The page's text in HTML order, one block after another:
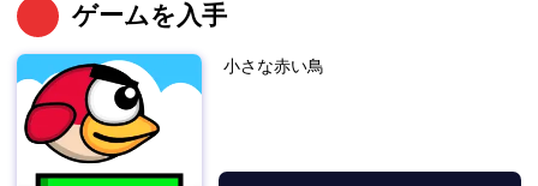
ゲームを入手
小さな赤い鳥